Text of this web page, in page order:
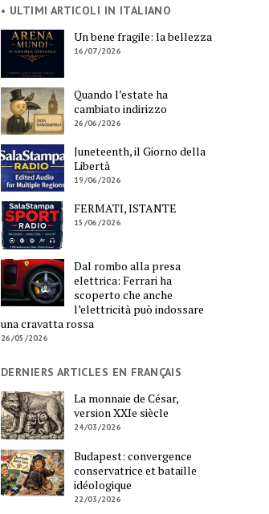
• ULTIMI ARTICOLI IN ITALIANO
Un bene fragile: la bellezza
16/07/2026
Quando l’estate ha
cambiato indirizzo
26/06/2026
Juneteenth, il Giorno della
Libertà
19/06/2026
FERMATI, ISTANTE
15/06/2026
Dal rombo alla presa
elettrica: Ferrari ha
scoperto che anche
l’elettricità può indossare
una cravatta rossa
26/05/2026
DERNIERS ARTICLES EN FRANÇAIS
La monnaie de César,
version XXIe siècle
24/03/2026
Budapest: convergence
conservatrice et bataille
idéologique
22/03/2026